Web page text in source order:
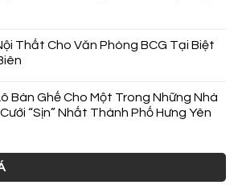
Thất Cho Văn Phòng BCG Tại Biệt
Bàn Ghế Cho Một Trong Những Nhà
“Sịn” Nhất Thành Phố Hưng Yên